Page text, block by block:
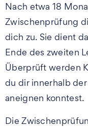
Nach etwa 18
Zwischenprüfung
dich zu. Sie dient
Ende des zweiten
Überprüft werden
du dir innerhalb
aneignen konntest.
Die